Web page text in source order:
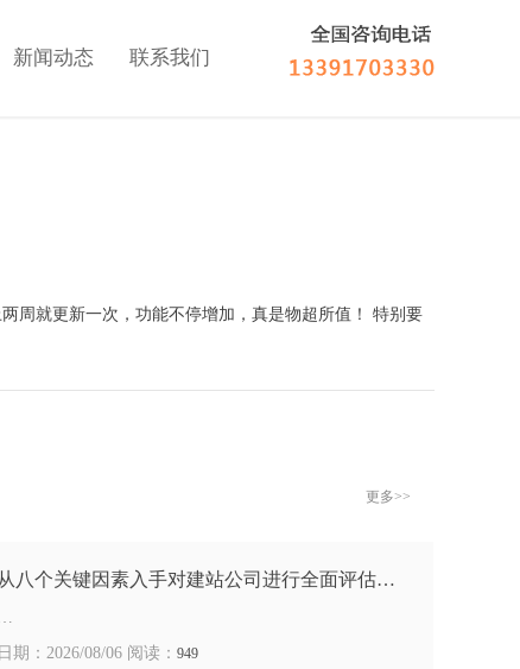
新闻动态 联系我们
就更新一次，功能不停增加，真是物超所值！ 特别要
更多>>
从八个关键因素入手对建站公司进行全面评估…
日期：2026/08/06 阅读： 949